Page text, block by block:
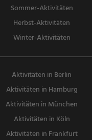
Sommer-Aktivitäten
Herbst-Aktivitäten
Winter-Aktivitäten
Aktivitäten in Berlin
Aktivitäten in Hamburg
Aktivitäten in München
Aktivitäten in Köln
Aktivitäten in Frankfurt